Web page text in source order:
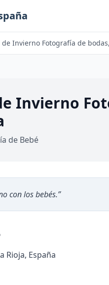
Invierno
de Bebé
con los bebés.”
Rioja, España